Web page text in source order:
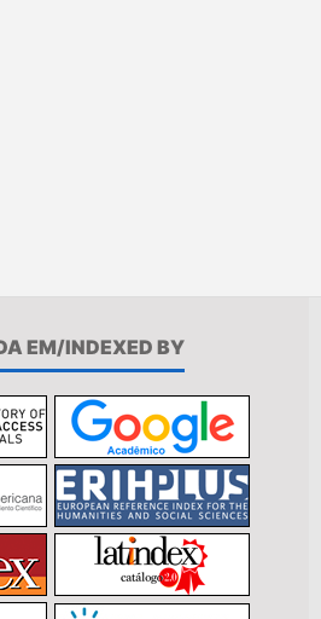
EM/INDEXED BY